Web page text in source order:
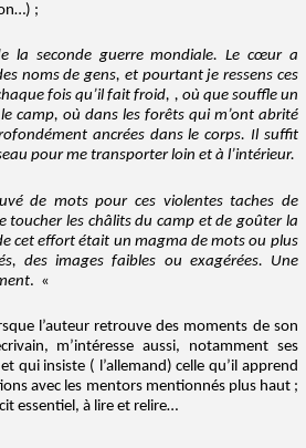
;
la seconde guerre mondiale. Le cœur a
noms de gens, et pourtant je ressens ces
fois qu’il fait froid, , où que souffle un
camp, où dans les forêts qui m’ont abrité
ancrées dans le corps. Il suffit
pour me transporter loin et à l’intérieur.
de mots pour ces violentes taches de
toucher les châlits du camp et de goûter la
cet effort était un magma de mots ou plus
des images faibles ou exagérées. Une
. «
l’auteur retrouve des moments de son
m’intéresse aussi, notamment ses
qui insiste ( l’allemand) celle qu’il apprend
avec les mentors mentionnés plus haut ;
essentiel, à lire et relire…